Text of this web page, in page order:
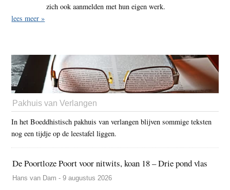
zich ook aanmelden met hun eigen werk.
lees meer »
Pakhuis van Verlangen
In het Boeddhistisch pakhuis van verlangen blijven sommige teksten
nog een tijdje op de leestafel liggen.
De Poortloze Poort voor nitwits, koan 18 – Drie pond vlas
Hans van Dam - 9 augustus 2026